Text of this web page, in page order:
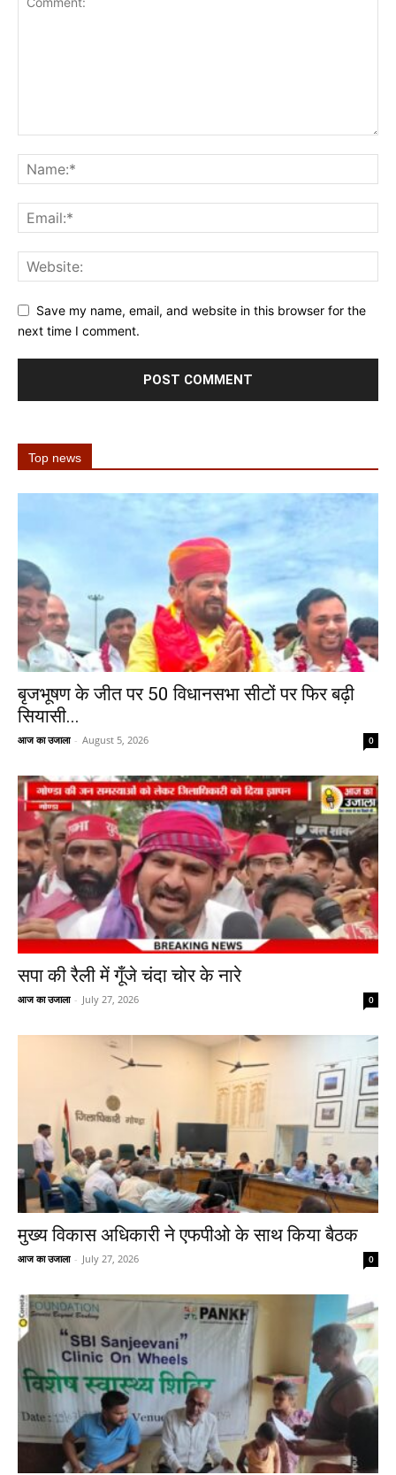
Save my name, email, and website in this browser for the
next time I comment.
Top news
बृजभूषण के जीत पर 50 विधानसभा सीटों पर फिर बढ़ी
सियासी...
आज का उजाला - August 5, 2026 0
सपा की रैली में गूँजे चंदा चोर के नारे
आज का उजाला - July 27, 2026 0
मुख्य विकास अधिकारी ने एफपीओ के साथ किया बैठक
आज का उजाला - July 27, 2026 0